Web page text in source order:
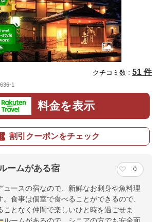
クチコミ数 : 51 件
1
料金を表示
割引クーポンをチェック
ームがある宿 0
ュースの宿なので、新鮮なお刺身や魚料理
。食事は個室で食べることができるので、
ことなく仲間で楽しいひと時を過ごせま